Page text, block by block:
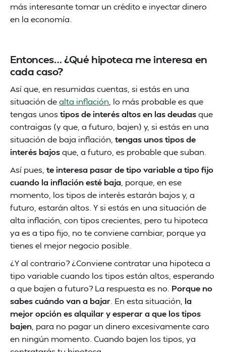
más interesante tomar un crédito e inyectar dinero
en la economía.
Entonces… ¿Qué hipoteca me interesa en
cada caso?
Así que, en resumidas cuentas, si estás en una
situación dealta inflación , lo más probable es que
tengas unostipos de interés altos en las deudasque
contraigas (y que, a futuro, bajen) y, si estás en una
situación de baja inflación, tengas unos tipos de
interés bajosque, a futuro, es probable que suban.
Así pues, te interesa pasar de tipo variable a tipo fijo
cuando la inflación esté baja , porque, en ese
momento, los tipos de interés estarán bajos y, a
futuro, estarán altos. Y si estás en una situación de
alta inflación, con tipos crecientes, pero tu hipoteca
ya es a tipo fijo, no te conviene cambiar, porque ya
tienes el mejor negocio posible.
¿Y al contrario? ¿Conviene contratar una hipoteca a
tipo variable cuando los tipos están altos, esperando
a que bajen a futuro? La respuesta es no. Porque no
sabes cuándo van a bajar . En esta situación, la
mejor opción es alquilar y esperar a que los tipos
bajen , para no pagar un dinero excesivamente caro
en ningún momento. Cuando bajen los tipos, ya